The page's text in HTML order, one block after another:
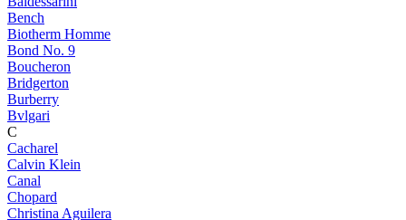
Bench
Biotherm Homme
Bond No. 9
Boucheron
Bridgerton
Burberry
Bvlgari
C
Cacharel
Calvin Klein
Canal
Chopard
Christina Aguilera